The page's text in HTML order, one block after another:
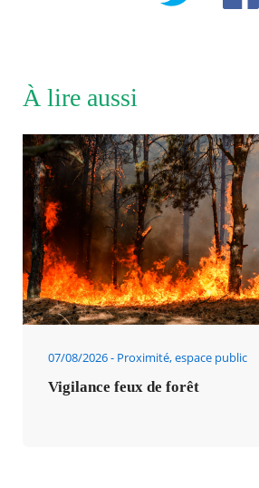
À lire aussi
07/08/2026 Proximité, espace public
Vigilance feux de forêt